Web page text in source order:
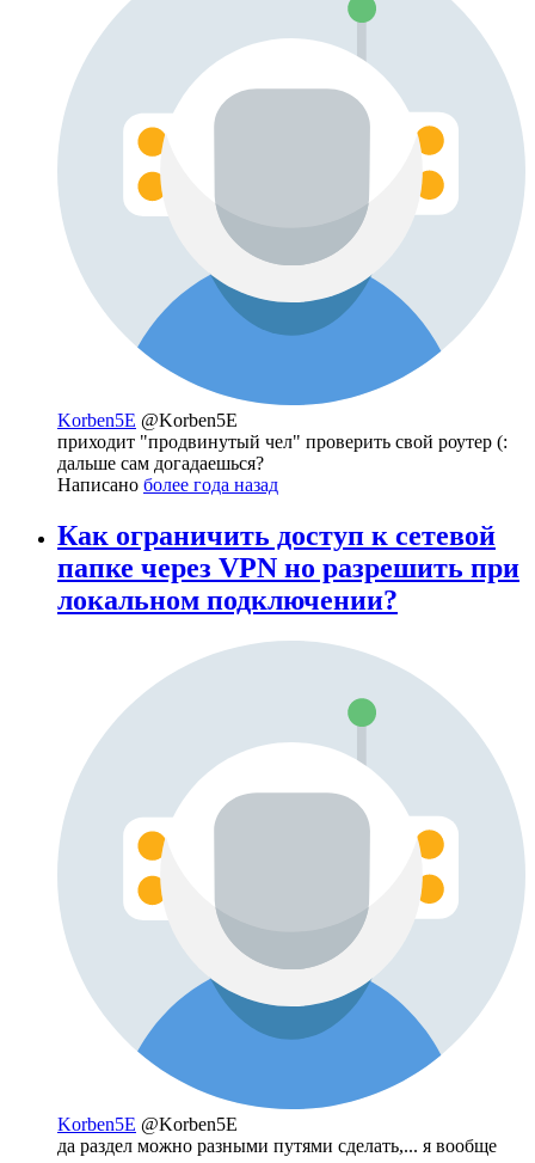
Korben5E @Korben5E
приходит "продвинутый чел" проверить свой роутер (:
дальше сам догадаешься?
Написано более года назад
Как ограничить доступ к сетевой
папке через VPN но разрешить при
локальном подключении?
Korben5E @Korben5E
да раздел можно разными путями сделать,... я вообще